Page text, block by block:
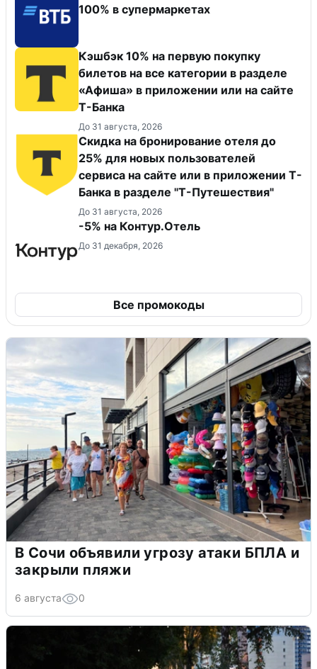
100% в супермаркетах
Кэшбэк 10% на первую покупку
билетов на все категории в разделе
«Афиша» в приложении или на сайте
Т-Банка
До 31 августа, 2026
Скидка на бронирование отеля до
25% для новых пользователей
сервиса на сайте или в приложении Т-
Банка в разделе "Т-Путешествия"
До 31 августа, 2026
-5% на Контур.Отель
До 31 декабря, 2026
Все промокоды
В Сочи объявили угрозу атаки БПЛА и
закрыли пляжи
6 августа 0